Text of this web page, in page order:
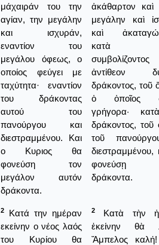
μάχαιράν του την
αγίαν, την μεγάλην
και ισχυράν,
εναντίον του
μεγάλου όφεως, ο
οποίος φεύγει με
ταχύτητα· εναντίον
του δράκοντας
αυτού του
πανούργου και
διεστραμμένου. Και
ο Κυριος θα
φονεύση τον
μεγάλον αυτόν
δράκοντα.
ἀκάθαρτον καὶ
μεγάλην καὶ
καὶ
κατὰ
ἀντίθεον
δράκοντος, τοῦ
ὁ ὁποῖος
γρήγορα·
δράκοντος, τοῦ
τοῦ
διεστραμμένου,
φονεύσῃ
δράκοντα.
2
Κατά την ημέραν
εκείνην ο νέος λαός
του Κυρίου θα
2
Κατὰ τὴν
ἐκείνην θὰ
Ἄμπελος καλή!